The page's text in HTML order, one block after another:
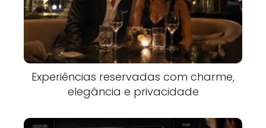
Experiências reservadas com charme,
elegância e privacidade